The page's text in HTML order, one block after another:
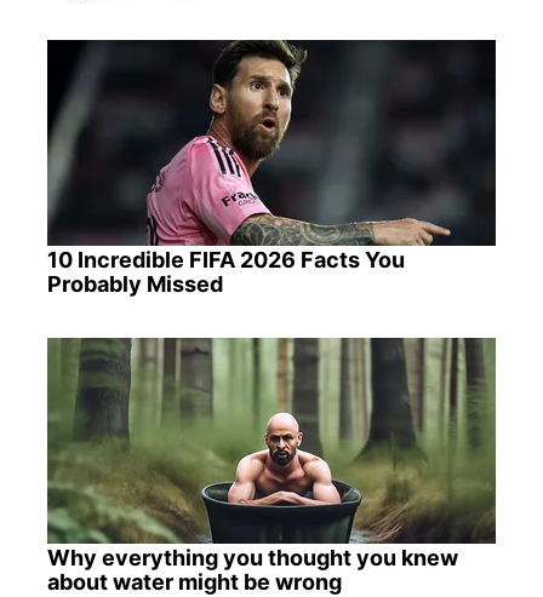
10 Incredible FIFA 2026 Facts You
Probably Missed
Why everything you thought you knew
about water might be wrong